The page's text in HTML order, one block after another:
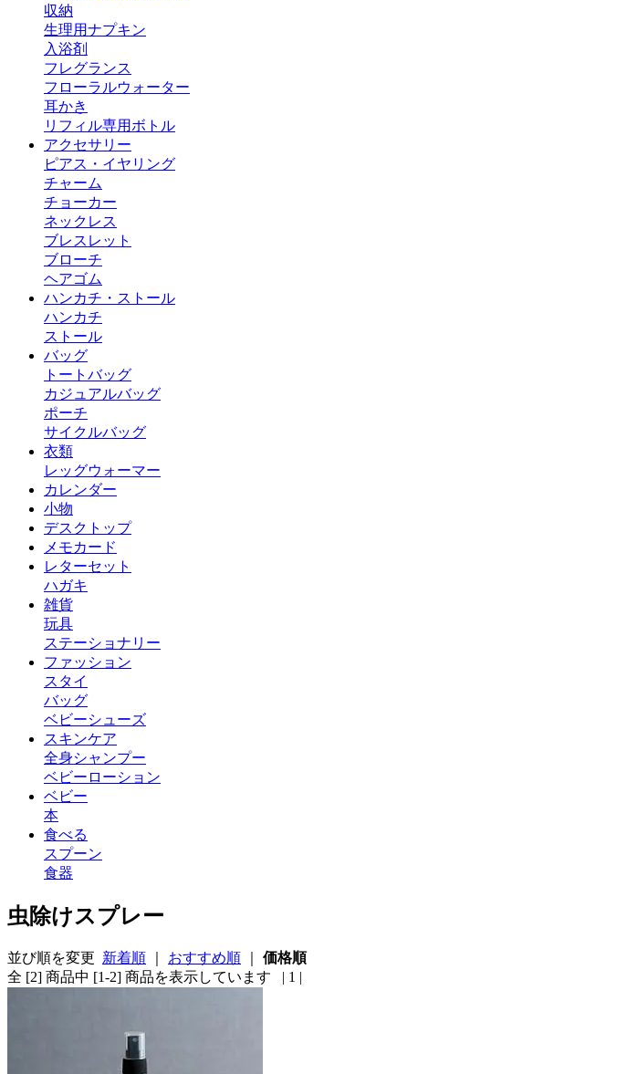
収納
生理用ナプキン
入浴剤
フレグランス
フローラルウォーター
耳かき
リフィル専用ボトル
アクセサリー
ピアス・イヤリング
チャーム
チョーカー
ネックレス
ブレスレット
ブローチ
ヘアゴム
ハンカチ・ストール
ハンカチ
ストール
バッグ
トートバッグ
カジュアルバッグ
ポーチ
サイクルバッグ
衣類
レッグウォーマー
カレンダー
小物
デスクトップ
メモカード
レターセット
ハガキ
雑貨
玩具
ステーショナリー
ファッション
スタイ
バッグ
ベビーシューズ
スキンケア
全身シャンプー
ベビーローション
ベビー
本
食べる
スプーン
食器
虫除けスプレー
並び順を変更 新着順 おすすめ順
価格順
全 [2] 商品中 [1-2] 商品を表示しています | 1 |